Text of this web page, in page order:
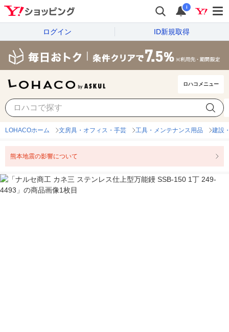
i
ログイン ID新規取得
ロハコメニュー
LOHACOホーム 文房具・オフィス・手芸 工具・メンテナンス用品 建設
熊本地震の影響について